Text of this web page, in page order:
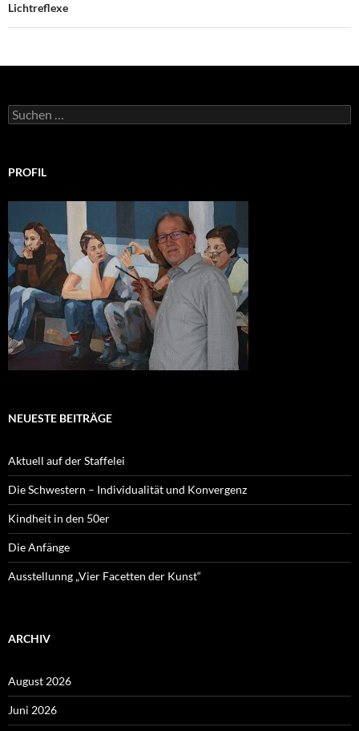
Lichtreflexe
Suchen
nach:
PROFIL
NEUESTE BEITRÄGE
Aktuell auf der Staffelei
Die Schwestern – Individualität und Konvergenz
Kindheit in den 50er
Die Anfänge
Ausstellunng „Vier Facetten der Kunst“
ARCHIV
August 2026
Juni 2026